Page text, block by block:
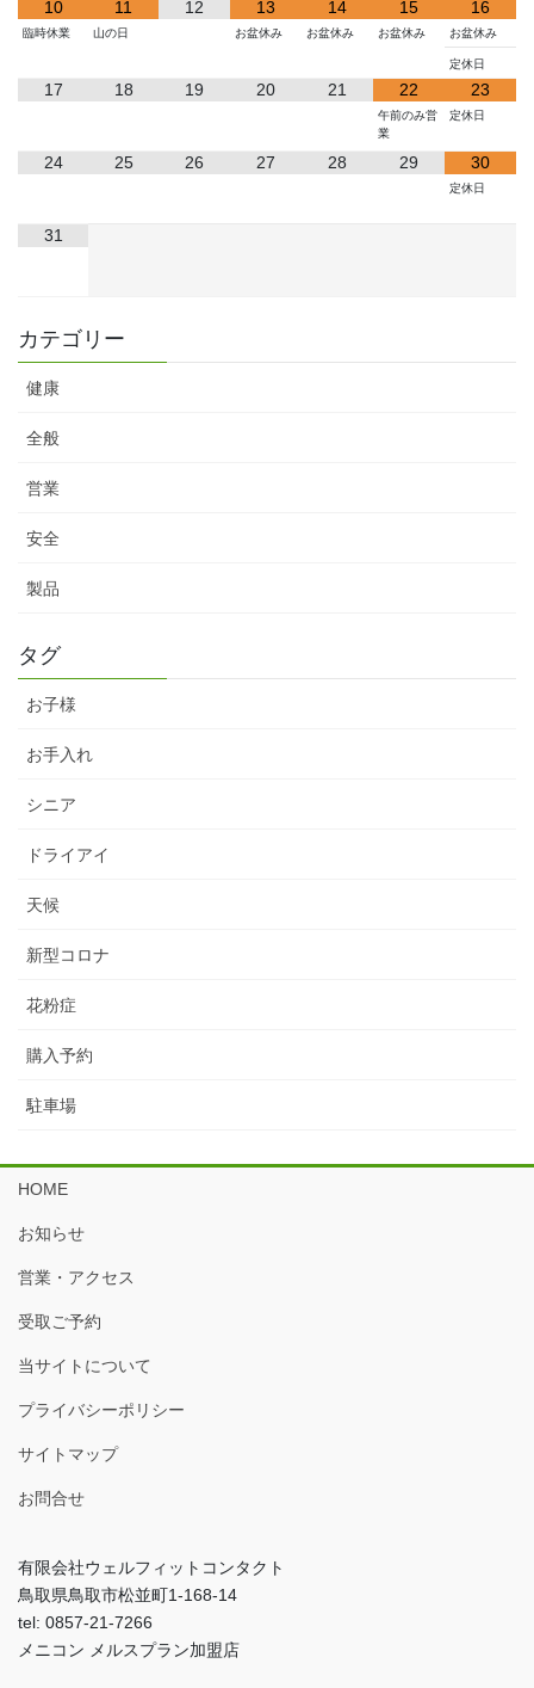
10
臨時休業
11
山の日
12 13
お盆休み
14
お盆休み
15
お盆休み
16
お盆休み
定休日
17 18 19 20 21 22
午前のみ営
業
23
定休日
24 25 26 27 28 29 30
定休日
31
カテゴリー
健康
全般
営業
安全
製品
タグ
お子様
お手入れ
シニア
ドライアイ
天候
新型コロナ
花粉症
購入予約
駐車場
HOME
お知らせ
営業・アクセス
受取ご予約
当サイトについて
プライバシーポリシー
サイトマップ
お問合せ
有限会社ウェルフィットコンタクト
鳥取県鳥取市松並町1-168-14
tel: 0857-21-7266
メニコン メルスプラン加盟店